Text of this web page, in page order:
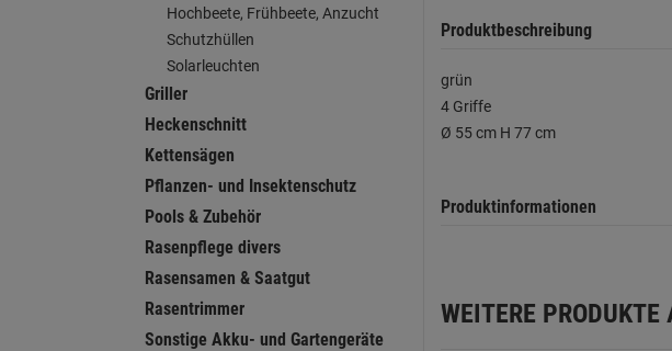
Hochbeete, Frühbeete, Anzucht
Schutzhüllen
Solarleuchten
Griller
Heckenschnitt
Kettensägen
Pflanzen- und Insektenschutz
Pools & Zubehör
Rasenpflege divers
Rasensamen & Saatgut
Rasentrimmer
Sonstige Akku- und Gartengeräte
Produktbeschreibung
grün
4 Griffe
Ø 55 cm H 77 cm
Produktinformationen
WEITERE PRODUKTE